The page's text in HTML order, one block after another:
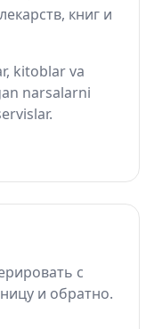
книг и
kitoblar va
narsalarni
с
и обратно.